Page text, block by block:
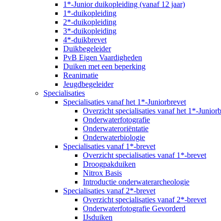
1*-Junior duikopleiding (vanaf 12 jaar)
1*-duikopleiding
2*-duikopleiding
3*-duikopleiding
4*-duikbrevet
Duikbegeleider
PvB Eigen Vaardigheden
Duiken met een beperking
Reanimatie
Jeugdbegeleider
Specialisaties
Specialisaties vanaf het 1*-Juniorbrevet
Overzicht specialisaties vanaf het 1*-
Onderwaterfotografie
Onderwateroriëntatie
Onderwaterbiologie
Specialisaties vanaf 1*-brevet
Overzicht specialisaties vanaf 1*-brevet
Droogpakduiken
Nitrox Basis
Introductie onderwaterarcheologie
Specialisaties vanaf 2*-brevet
Overzicht specialisaties vanaf 2*-brevet
Onderwaterfotografie Gevorderd
IJsduiken